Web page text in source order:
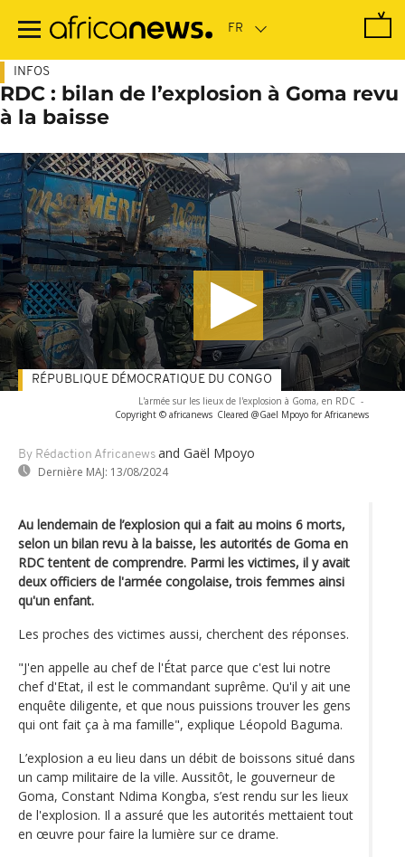
contenu
INFOS
RDC : bilan de l’explosion à Goma revu
à la baisse
L'armée sur les lieux de l'explosion à Goma, en RDC -
Copyright © africanews Cleared @Gael Mpoyo for Africanews
By Rédaction Africanews and Gaël Mpoyo
Dernière MAJ: 13/08/2024
RÉPUBLIQUE DÉMOCRATIQUE DU CONGO
Au lendemain de l’explosion qui a fait au moins 6 morts,
selon un bilan revu à la baisse, les autorités de Goma en
RDC tentent de comprendre. Parmi les victimes, il y avait
deux officiers de l'armée congolaise, trois femmes ainsi
qu'un enfant.
Les proches des victimes aussi, cherchent des réponses.
"J'en appelle au chef de l'État parce que c'est lui notre
chef d'Etat, il est le commandant suprême. Qu'il y ait une
enquête diligente, et que nous puissions trouver les gens
qui ont fait ça à ma famille", explique Léopold Baguma.
L’explosion a eu lieu dans un débit de boissons situé dans
un camp militaire de la ville. Aussitôt, le gouverneur de
Goma, Constant Ndima Kongba, s’est rendu sur les lieux
de l'explosion. Il a assuré que les autorités mettaient tout
en œuvre pour faire la lumière sur ce drame.